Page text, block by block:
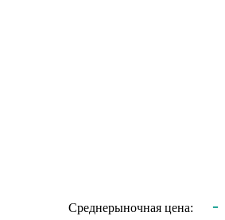
Среднерыночная цена: -